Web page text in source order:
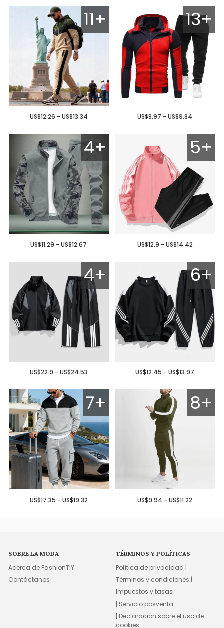
11+
US$12.26 - US$13.34
13+
US$8.97 - US$9.84
4+
US$11.29 - US$12.67
5+
US$12.9 - US$14.42
4+
US$22.9 - US$24.53
6+
US$12.45 - US$13.97
7+
US$17.35 - US$19.32
8+
US$9.94 - US$11.22
SOBRE LA MODA
Acerca de FashionTIY
Contáctanos
TÉRMINOS Y POLÍTICAS
Política de privacidad |
Términos y condiciones |
Impuestos y tasas
| Servicio posventa
| Declaración sobre el uso de
cookies